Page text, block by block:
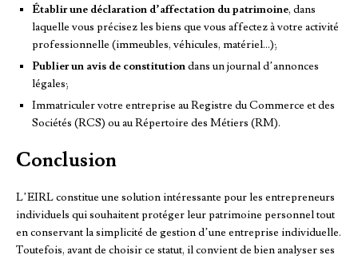
Établir une déclaration d’affectation du patrimoine, dans
laquelle vous précisez les biens que vous affectez à votre activité
professionnelle (immeubles, véhicules, matériel…);
Publier un avis de constitutiondans un journal d’annonces
légales;
Immatriculer votre entreprise au Registre du Commerce et des
Sociétés (RCS) ou au Répertoire des Métiers (RM).
Conclusion
L’EIRL constitue une solution intéressante pour les entrepreneurs
individuels qui souhaitent protéger leur patrimoine personnel tout
en conservant la simplicité de gestion d’une entreprise individuelle.
Toutefois, avant de choisir ce statut, il convient de bien analyser ses